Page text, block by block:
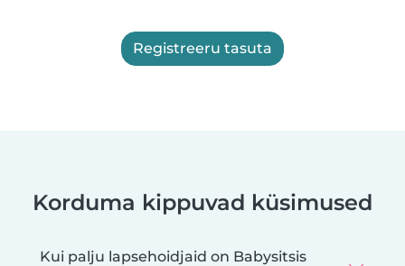
Registreeru tasuta
Korduma kippuvad küsimused
Kui palju lapsehoidjaid on Babysitsis